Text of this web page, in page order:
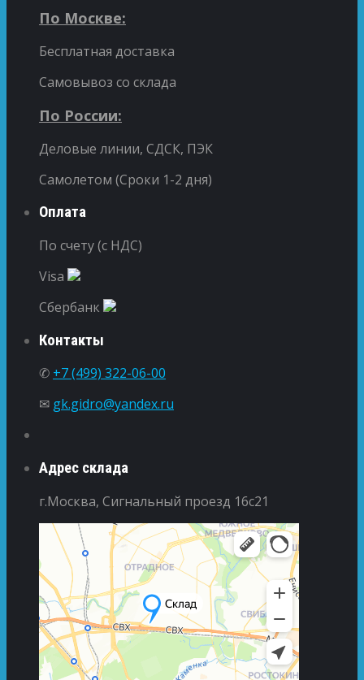
По Москве:
Бесплатная доставка
Самовывоз со склада
По России:
Деловые линии, СДСК, ПЭК
Самолетом (Сроки 1-2 дня)
Оплата
По счету (с НДС)
Visa
Сбербанк
Контакты
✆ +7 (499) 322-06-00
✉ gk.gidro@yandex.ru
Адрес склада
г.Москва, Сигнальный проезд 16с21